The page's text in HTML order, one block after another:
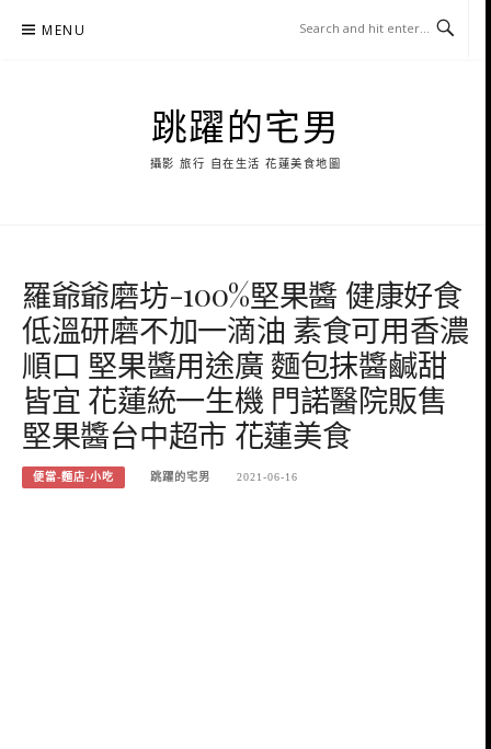
MENU
跳躍的宅男
攝影 旅行 自在生活 花蓮美食地圖
羅爺爺磨坊-100%堅果醬 健康好食
低溫研磨不加一滴油 素食可用香濃
順口 堅果醬用途廣 麵包抹醬鹹甜
皆宜 花蓮統一生機 門諾醫院販售
堅果醬台中超市 花蓮美食
便當-麵店-小吃 跳躍的宅男 2021-06-16